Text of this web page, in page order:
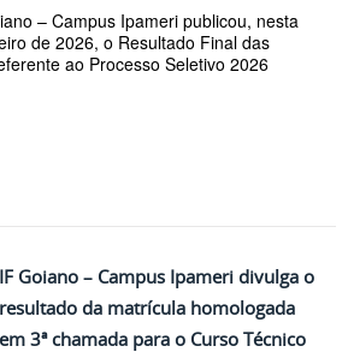
– Campus Ipameri publicou, nesta
de 2026, o Resultado Final das
ao Processo Seletivo 2026
IF Goiano – Campus Ipameri divulga o
resultado da matrícula homologada
em 3ª chamada para o Curso Técnico